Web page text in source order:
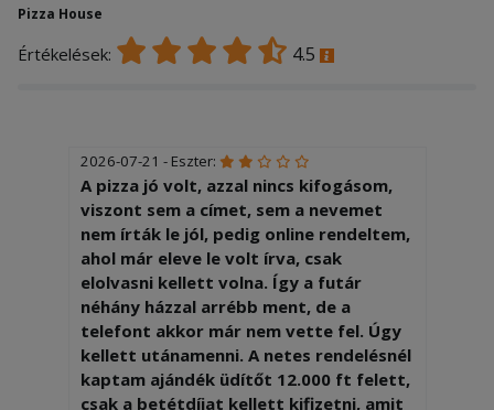
Pizza House
Értékelések: 4.5
2026-07-21 - Eszter:
A pizza jó volt, azzal nincs kifogásom,
viszont sem a címet, sem a nevemet
nem írták le jól, pedig online rendeltem,
ahol már eleve le volt írva, csak
elolvasni kellett volna. Így a futár
néhány házzal arrébb ment, de a
telefont akkor már nem vette fel. Úgy
kellett utánamenni. A netes rendelésnél
kaptam ajándék üdítőt 12.000 ft felett,
csak a betétdíjat kellett kifizetni, amit